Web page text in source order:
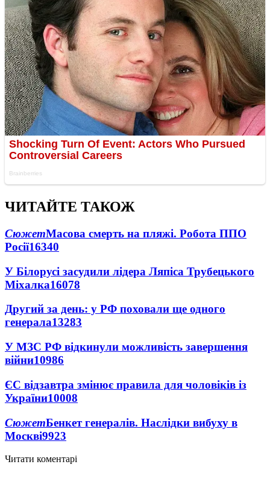
ЧИТАЙТЕ ТАКОЖ
СюжетМасова смерть на пляжі. Робота ППО
Росії16340
У Білорусі засудили лідера Ляпіса Трубецького
Міхалка16078
Другий за день: у РФ поховали ще одного
генерала13283
У МЗС РФ відкинули можливість завершення
війни10986
ЄС відзавтра змінює правила для чоловіків із
України10008
СюжетБенкет генералів. Наслідки вибуху в
Москві9923
Читати коментарі